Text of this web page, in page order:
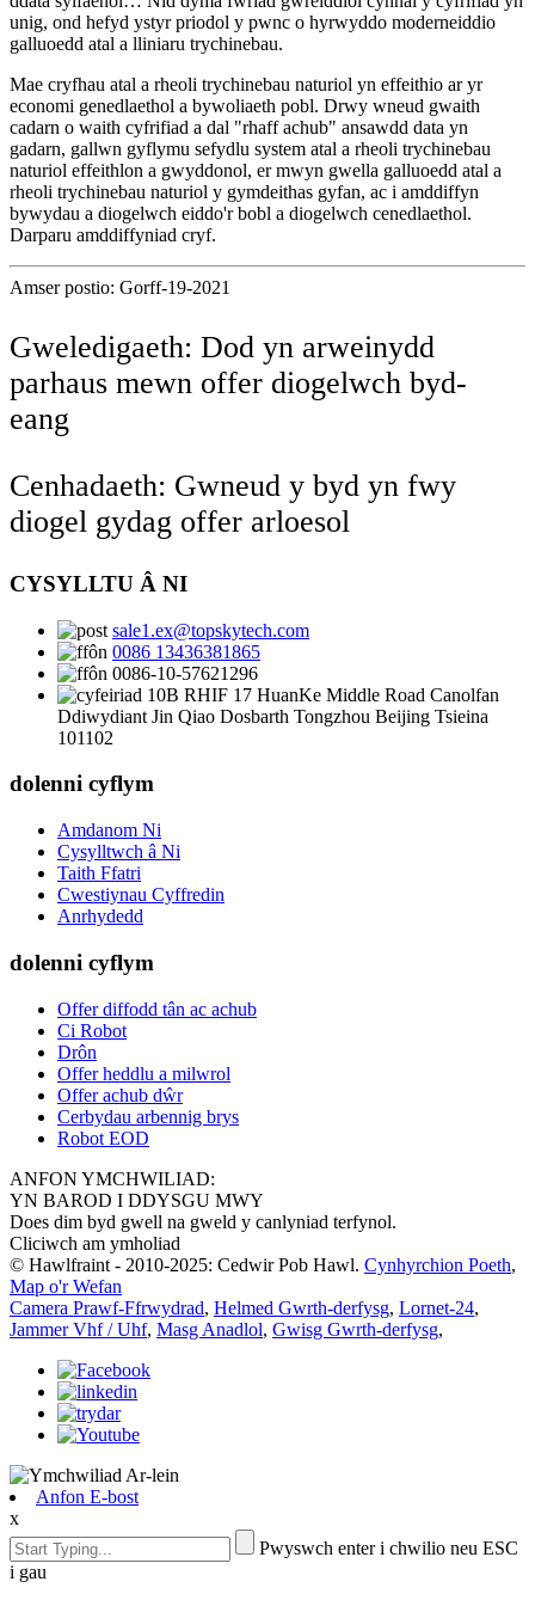
unig, ond hefyd ystyr priodol y pwnc o hyrwyddo moderneiddio
galluoedd atal a lliniaru trychinebau.
Mae cryfhau atal a rheoli trychinebau naturiol yn effeithio ar yr
economi genedlaethol a bywoliaeth pobl. Drwy wneud gwaith
cadarn o waith cyfrifiad a dal "rhaff achub" ansawdd data yn
gadarn, gallwn gyflymu sefydlu system atal a rheoli trychinebau
naturiol effeithlon a gwyddonol, er mwyn gwella galluoedd atal a
rheoli trychinebau naturiol y gymdeithas gyfan, ac i amddiffyn
bywydau a diogelwch eiddo'r bobl a diogelwch cenedlaethol.
Darparu amddiffyniad cryf.
Amser postio: Gorff-19-2021
Gweledigaeth: Dod yn arweinydd
parhaus mewn offer diogelwch byd-
eang
Cenhadaeth: Gwneud y byd yn fwy
diogel gydag offer arloesol
CYSYLLTU Â NI
sale1.ex@topskytech.com
0086 13436381865
0086-10-57621296
10B RHIF 17 HuanKe Middle Road Canolfan
Ddiwydiant Jin Qiao Dosbarth Tongzhou Beijing Tsieina
101102
dolenni cyflym
Amdanom Ni
Cysylltwch â Ni
Taith Ffatri
Cwestiynau Cyffredin
Anrhydedd
dolenni cyflym
Offer diffodd tân ac achub
Ci Robot
Drôn
Offer heddlu a milwrol
Offer achub dŵr
Cerbydau arbennig brys
Robot EOD
ANFON YMCHWILIAD:
YN BAROD I DDYSGU MWY
Does dim byd gwell na gweld y canlyniad terfynol.
Cliciwch am ymholiad
© Hawlfraint - 2010-2025: Cedwir Pob Hawl. Cynhyrchion Poeth,
Map o'r Wefan
Camera Prawf-Ffrwydrad, Helmed Gwrth-derfysg, Lornet-24,
Jammer Vhf / Uhf, Masg Anadlol, Gwisg Gwrth-derfysg,
Anfon E-bost
x
Pwyswch enter i chwilio neu ESC
i gau